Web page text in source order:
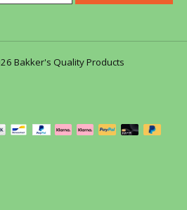
Bakker's Quality Products